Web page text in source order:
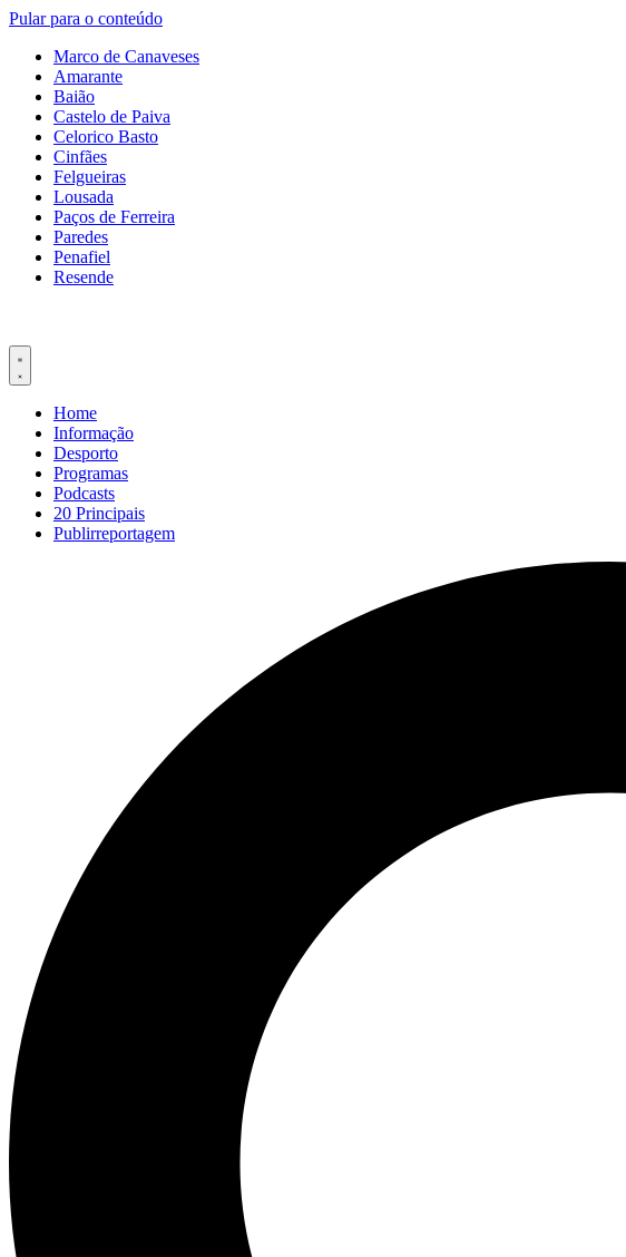
Pular para o conteúdo
Marco de Canaveses
Amarante
Baião
Castelo de Paiva
Celorico Basto
Cinfães
Felgueiras
Lousada
Paços de Ferreira
Paredes
Penafiel
Resende
Home
Informação
Desporto
Programas
Podcasts
20 Principais
Publirreportagem